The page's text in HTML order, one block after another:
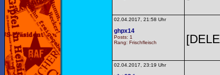
02.04.2017, 21:58 Uhr
ghpx14
Posts: 1
Rang: Frischfleisch
02.04.2017, 23:19 Uhr